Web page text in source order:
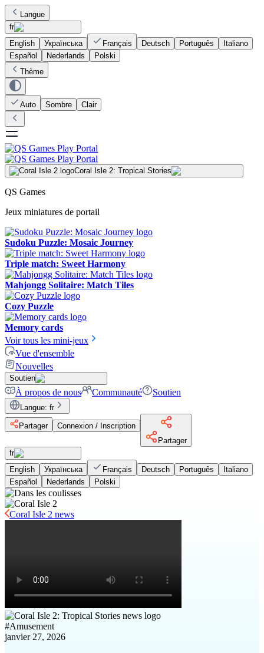
Langue
fr
English
Українська Français Deutsch Português
Italiano
Español
Nederlands
Polski
Thème
Auto Sombre Clair
Coral Isle 2: Tropical Stories
QS Games
Jeux miniatures de portail
Sudoku Puzzle: Mosaic Journey
Triple match: Sweet Harmony
Mahjongg Solitaire: Match Tiles
Cozy Puzzle
Memory cards
Voir tous les mini-jeux
Vue d'ensemble
Nouvelles
Soutien
À propos de nous Communauté Soutien
Langue: fr
Partager
Connexion / Inscription
Partager
fr
English
Українська Français Deutsch Português
Italiano
Español
Nederlands Polski
Coral Isle 2 news
#Amusement
janvier 27, 2026